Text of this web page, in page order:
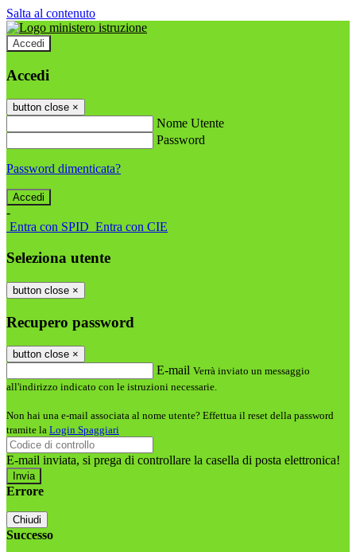
Salta al contenuto
Accedi
Accedi
button close ×
Nome Utente
Password
Password dimenticata?
-
Entra con SPID Entra con CIE
Seleziona utente
button close ×
Recupero password
button close ×
E-mail Verrà inviato un messaggio
all'indirizzo indicato con le istruzioni necessarie.
Non hai una e-mail associata al nome utente? Effettua il reset della password
tramite la Login Spaggiari
E-mail inviata, si prega di controllare la casella di posta elettronica!
Errore
Chiudi
Successo